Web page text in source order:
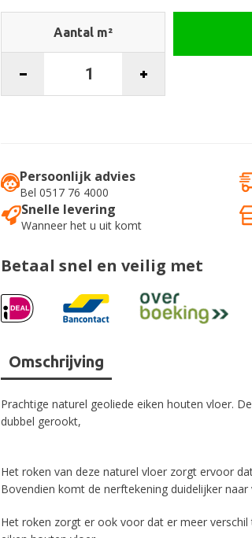
Aantal m²
Persoonlijk advies
Bel 0517 76 4000
Snelle levering
Wanneer het u uit komt
Betaal snel en veilig met
Omschrijving
Prachtige naturel geoliede eiken houten vloer.
dubbel gerookt,
Het roken van deze naturel vloer zorgt ervoor
Bovendien komt de nerftekening duidelijker naar
Het roken zorgt er ook voor dat er meer